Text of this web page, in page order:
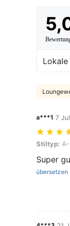
a***1 7
Stiltyp: A-1,
Stiltyp: A-
Super
übersetzen